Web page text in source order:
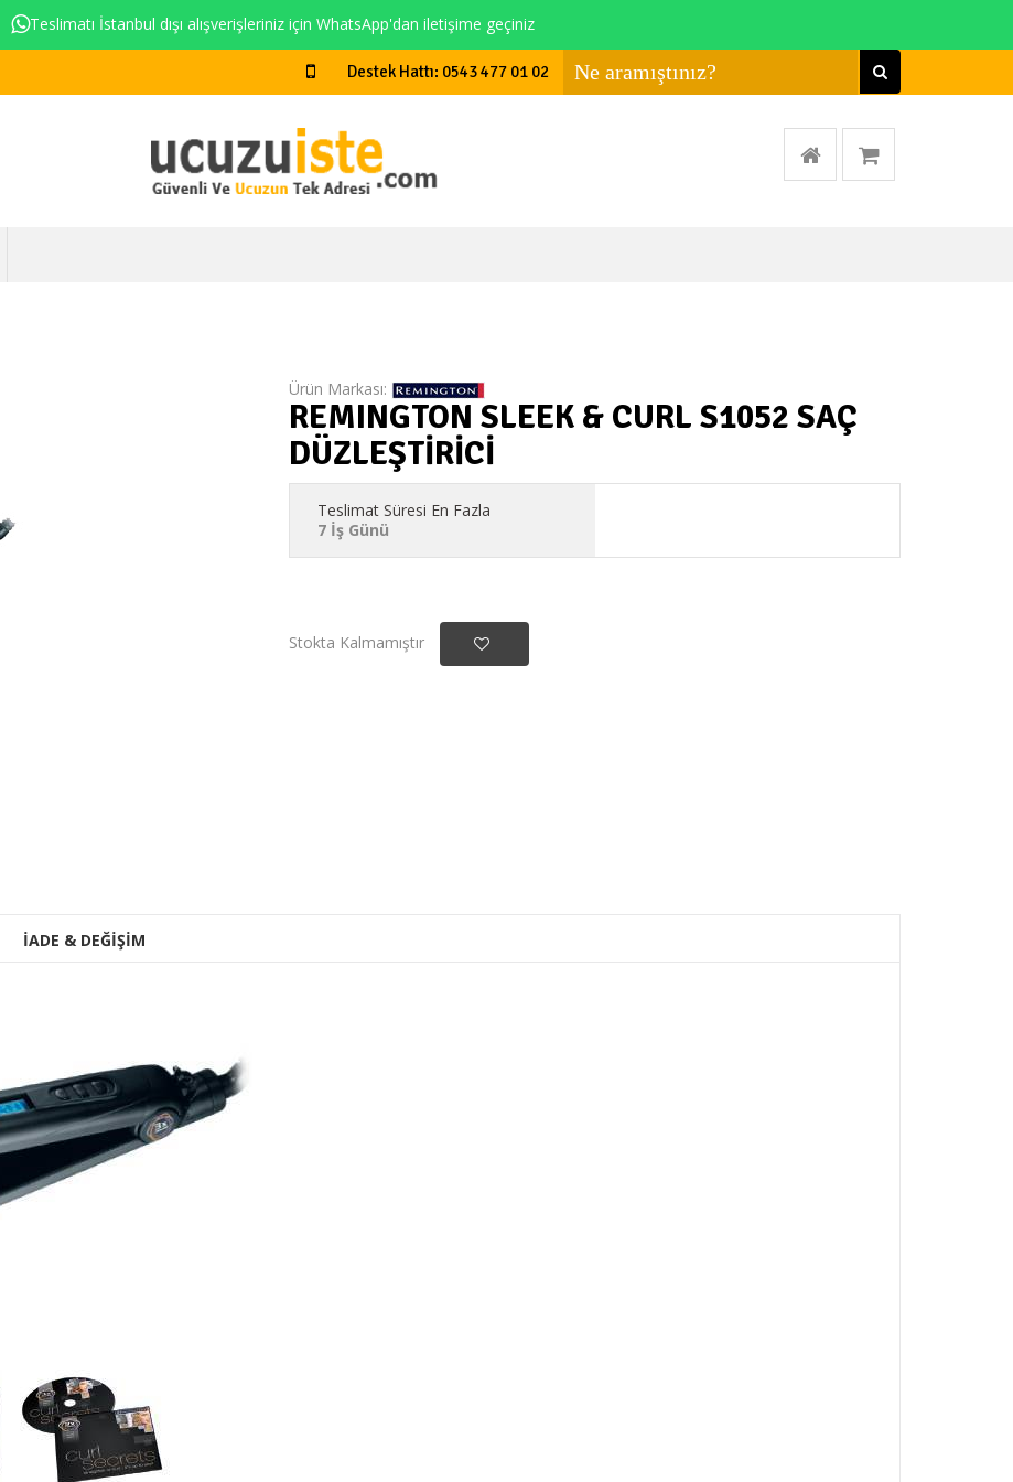
Teslimatı İstanbul dışı alışverişleriniz için WhatsApp'dan iletişime geçiniz
Destek Hattı: 0543 477 01 02
Ürün Markası:
REMINGTON SLEEK & CURL S1052 SAÇ
DÜZLEŞTİRİCİ
Teslimat Süresi En Fazla
7 İş Günü
Stokta Kalmamıştır
İADE & DEĞİŞİM